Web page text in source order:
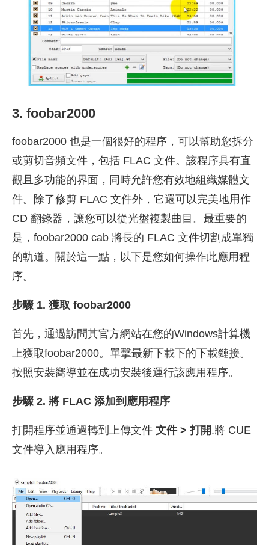
3. foobar2000
foobar2000 也是一個很好的程序，可以幫助您拆分
或剪切音頻文件，包括 FLAC 文件。該程序具有直
觀且多功能的界面，同時允許您有效地組織媒體文
件。除了修剪 FLAC 文件外，它還可以完美地用作
CD 翻錄器，讓您可以從光盤複製曲目。最重要的
是，foobar2000 cab 將長的 FLAC 文件切割成單獨
的軌道。關於這一點，以下是您如何操作此應用程
序。
步驟 1. 獲取 foobar2000
首先，通過訪問其官方網站在您的Windows計算機
上獲取foobar2000。單擊最新下載下的下載鏈接。
按照安裝嚮導並在成功安裝後運行該應用程序。
步驟 2. 將 FLAC 添加到應用程序
打開程序並通過轉到上傳文件 文件 > 打開.將 CUE
文件導入應用程序。